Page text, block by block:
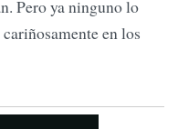
Pero ya ninguno lo
en los